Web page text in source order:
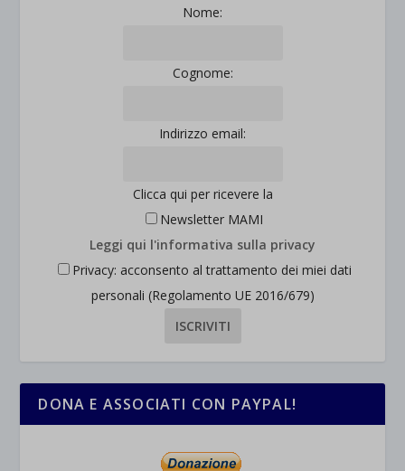
Nome:
Cognome:
Indirizzo email:
Clicca qui per ricevere la
Newsletter MAMI
Leggi qui l'informativa sulla privacy
Privacy: acconsento al trattamento dei miei dati
personali (Regolamento UE 2016/679)
DONA E ASSOCIATI CON PAYPAL!